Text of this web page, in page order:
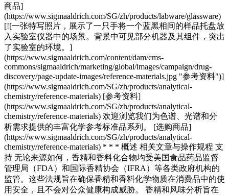
商品]
(https://www.sigmaaldrich.com/SG/zh/products/labware/glassware)
[![一张特写照片，展示了一只手将一个蓝黑相间的样品托盘放
入实验室仪器中的场景。背景中可见部分机器及其组件，突出
了实验室的环境。]
(https://www.sigmaaldrich.com/content/dam/cms-
commons/sigmaaldrich/marketing/global/images/campaign/drug-
discovery/page-update-images/reference-materials.jpg "参考资料")]
(https://www.sigmaaldrich.com/SG/zh/products/analytical-
chemistry/reference-materials) [参考资料]
(https://www.sigmaaldrich.com/SG/zh/products/analytical-
chemistry/reference-materials) 欢迎浏览我们为色谱、光谱和分
析需求提供的丰富化学参考标准品系列。 [选购商品]
(https://www.sigmaaldrich.com/SG/zh/products/analytical-
chemistry/reference-materials) * * * 概述 相关文章与操作规程 支
持 无论来源如何，香精和香料化合物均受美国食品药品监督
管理局（FDA）和国际香精协会（IFRA）等各类政府机构的
监管。这些法规旨在确保香精和香料化学物质在消费品中的使
用安全，且不会对公众健康构成威胁。 香精和风味分析旨在